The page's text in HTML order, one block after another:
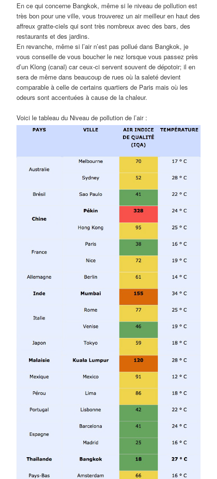
En ce qui concerne Bangkok, même si le niveau de pollution est
très bon pour une ville, vous trouverez un air meilleur en haut des
affreux gratte-ciels qui sont très nombreux avec des bars, des
restaurants et des jardins.
En revanche, même si l’air n’est pas pollué dans Bangkok, je
vous conseille de vous boucher le nez lorsque vous passez près
d’un Klong (canal) car ceux-ci servent souvent de dépotoir; il en
sera de même dans beaucoup de rues où la saleté devient
comparable à celle de certains quartiers de Paris mais où les
odeurs sont accentuées à cause de la chaleur.
Voici le tableau du Niveau de pollution de l’air :